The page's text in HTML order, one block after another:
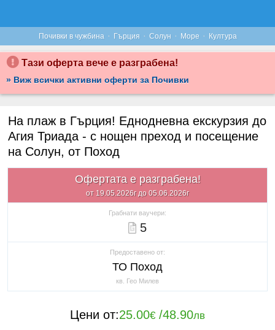
Почивки в чужбина · Гърция · Солун · Море · Култура
Тази оферта вече е разграбена!
» Виж всички активни оферти за Почивки
На плаж в Гърция! Еднодневна екскурзия до
Агия Триада - с нощен преход и посещение
на Солун, от Поход
Офертата е разграбена!
от 19.05.2026г до 05.06.2026г
Грабнати ваучери:
5
Предоставено от:
ТО Поход
кв. Гео Милев
Цени от:25.00€ /48.90лв